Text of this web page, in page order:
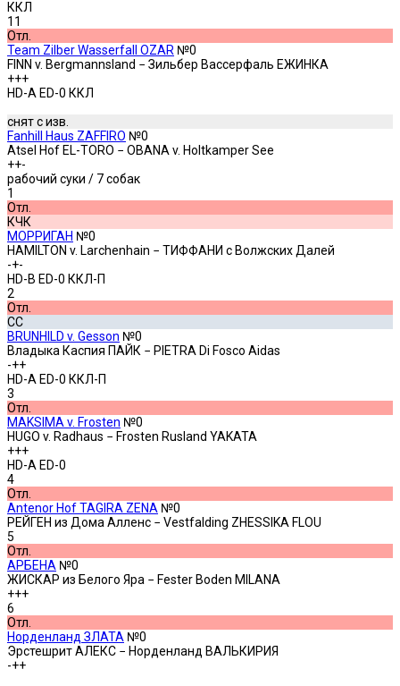
ККЛ
11
Отл.
Team Zilber Wasserfall OZAR №0
FINN v. Bergmannsland − Зильбер Вассерфаль ЕЖИНКА
+++
HD-A ED-0 ККЛ
снят c изв.
Fanhill Haus ZAFFIRO №0
Atsel Hof EL-TORO − OBANA v. Holtkamper See
++-
рабочий суки / 7 собак
1
Отл.
КЧК
МОРРИГАН №0
HAMILTON v. Larchenhain − ТИФФАНИ с Волжских Далей
-+-
HD-B ED-0 ККЛ-П
2
Отл.
СС
BRUNHILD v. Gesson №0
Владыка Каспия ПАЙК − PIETRA Di Fosco Aidas
-++
HD-A ED-0 ККЛ-П
3
Отл.
MAKSIMA v. Frosten №0
HUGO v. Radhaus − Frosten Rusland YAKATA
+++
HD-A ED-0
4
Отл.
Antenor Hof TAGIRA ZENA №0
РЕЙГЕН из Дома Алленс − Vestfalding ZHESSIKA FLOU
5
Отл.
АРБЕНА №0
ЖИСКАР из Белого Яра − Fester Boden MILANA
+++
6
Отл.
Норденланд ЗЛАТА №0
Эрстешрит АЛЕКС − Норденланд ВАЛЬКИРИЯ
-++